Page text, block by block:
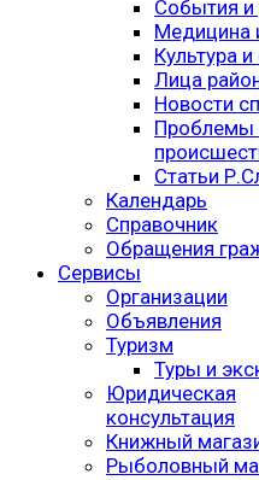
События и
Медицина
Культура
Лица
Новости
Проблемы
Статьи
Календарь
Справочник
Обращения
Сервисы
Организации
Объявления
Туризм
Туры и
Юридическая
консультация
Книжный
Рыболовный